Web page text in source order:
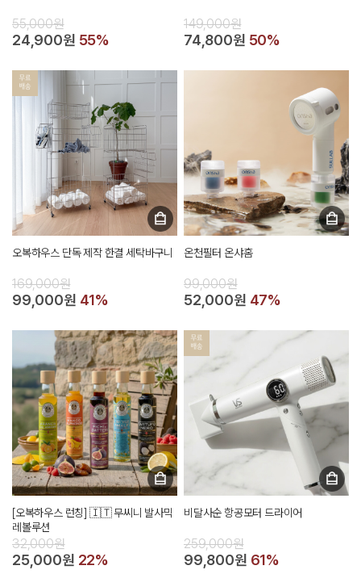
55,000원
24,900원 55%
149,000원
74,800원 50%
오복하우스 단독 제작 한결 세탁바구니
169,000원
99,000원 41%
온천필터 온샤홈
99,000원
52,000원 47%
[오복하우스 런칭] 🇮🇹 무씨니 발사믹
레볼루션
32,000원
25,000원 22%
비달사순 항공모터 드라이어
259,000원
99,800원 61%